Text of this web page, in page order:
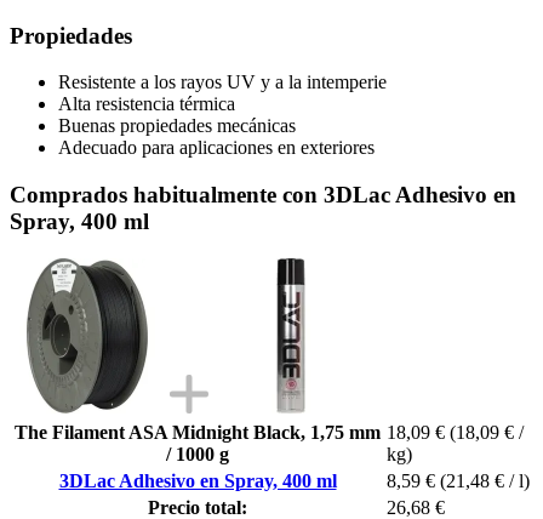
Propiedades
Resistente a los rayos UV y a la intemperie
Alta resistencia térmica
Buenas propiedades mecánicas
Adecuado para aplicaciones en exteriores
Comprados habitualmente con 3DLac Adhesivo en
Spray, 400 ml
The Filament ASA Midnight Black, 1,75 mm
/ 1000 g
18,09 € (18,09 € /
kg)
3DLac Adhesivo en Spray, 400 ml
8,59 € (21,48 € / l)
Precio total:
26,68 €